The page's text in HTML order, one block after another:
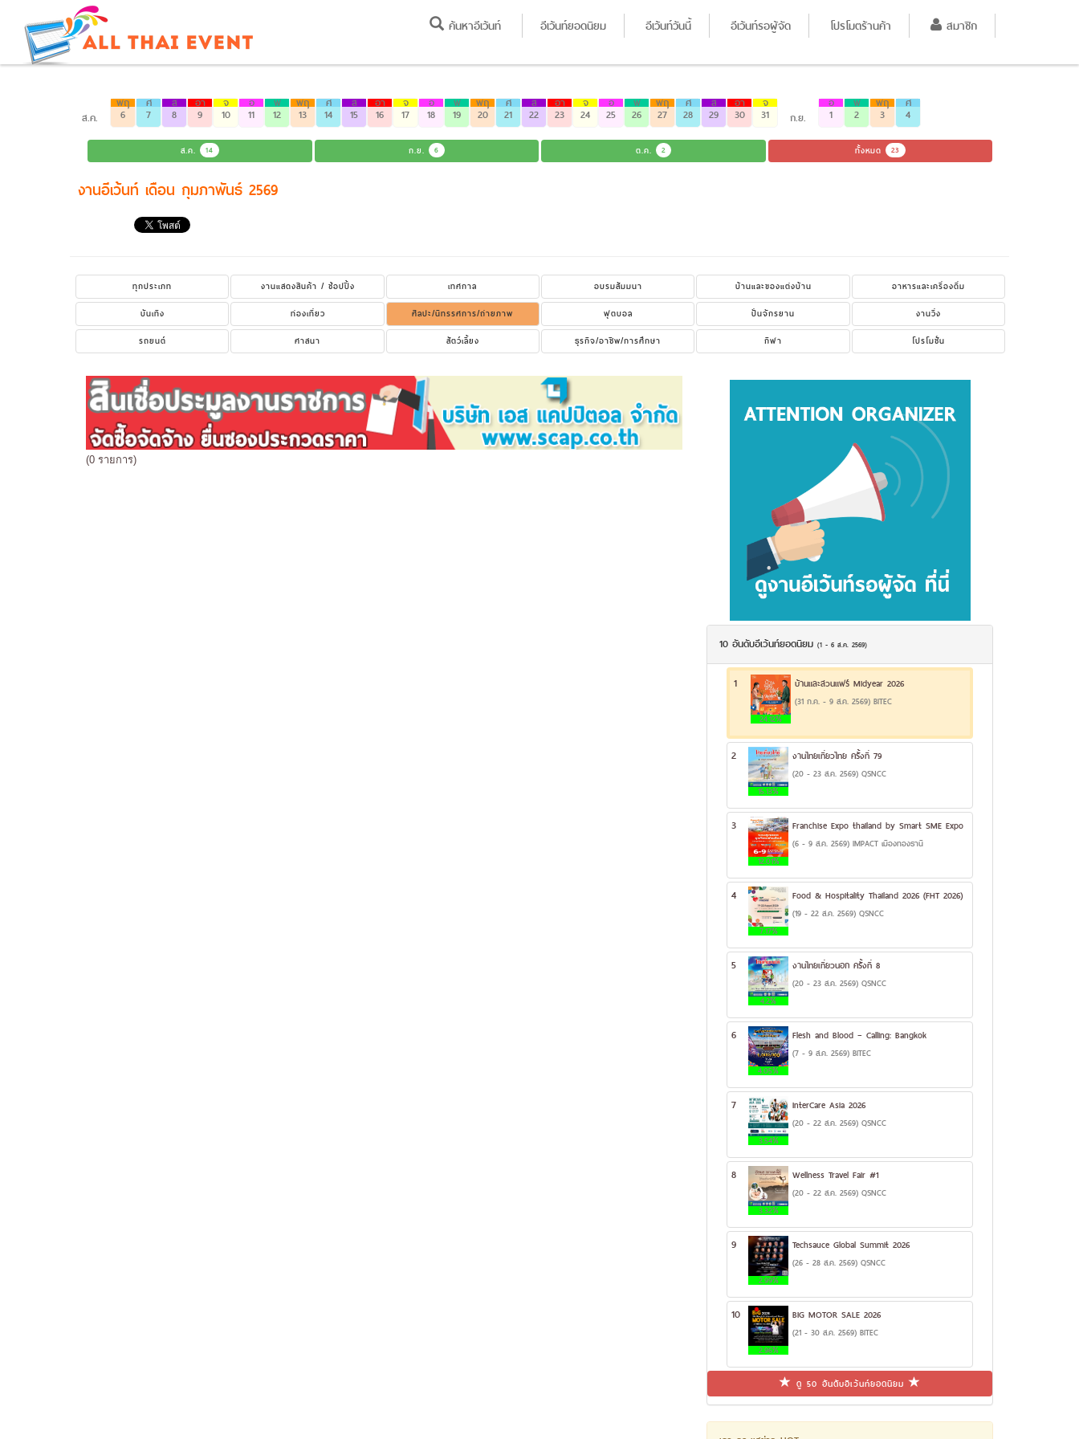
ค้นหาอีเว้นท์ อีเว้นท์ยอดนิยม อีเว้นท์วันนี้ อีเว้นท์รอผู้จัด โปรโมตร้านค้า สมาชิก
ส.ค.
พฤ
6
ศ
7
ส
8
อา
9
จ
10
อ
11
พ
12
พฤ
13
ศ
14
ส
15
อา
16
จ
17
อ
18
พ
19
พฤ
20
ศ
21
ส
22
อา
23
จ
24
อ
25
พ
26
พฤ
27
ศ
28
ส
29
อา
30
จ
31 ก.ย.
อ
1
พ
2
พฤ
3
ศ
4
ส.ค. 14 ก.ย. 6 ต.ค. 2 ทั้งหมด 23
งานอีเว้นท์ เดือน กุมภาพันธ์ 2569
ทุกประเภท งานแสดงสินค้า / ช้อปปิ้ง เทศกาล อบรมสัมมนา บ้านและของแต่งบ้าน
อาหารและเครื่องดื่ม
บันเทิง
ท่องเที่ยว ศิลปะ/นิทรรศการ/ถ่ายภาพ ฟุตบอล ปั่นจักรยาน
งานวิ่ง
รถยนต์
ศาสนา สัตว์เลี้ยง ธุรกิจ/อาชีพ/การศึกษา กีฬา โปรโมชั่น
(0 รายการ)
10 อันดับอีเว้นท์ยอดนิยม(1 - 6 ส.ค. 2569)
1
24.12%
บ้านและสวนแฟร์ Midyear 2026
(31 ก.ค. - 9 ส.ค. 2569) BITEC
2
15.13%
งานไทยเที่ยวไทย ครั้งที่ 79
(20 - 23 ส.ค. 2569) QSNCC
3
12.01%
Franchise Expo thailand by Smart SME Expo
(6 - 9 ส.ค. 2569) IMPACT เมืองทองธานี
4
7.17%
Food & Hospitality Thailand 2026 (FHT 2026)
(19 - 22 ส.ค. 2569) QSNCC
5
4.2%
งานไทยเที่ยวนอก ครั้งที่ 8
(20 - 23 ส.ค. 2569) QSNCC
6
4.05%
Flesh and Blood – Calling: Bangkok
(7 - 9 ส.ค. 2569) BITEC
7
3.54%
InterCare Asia 2026
(20 - 22 ส.ค. 2569) QSNCC
8
3.32%
Wellness Travel Fair #1
(20 - 22 ส.ค. 2569) QSNCC
9
2.99%
Techsauce Global Summit 2026
(26 - 28 ส.ค. 2569) QSNCC
10
2.96%
BIG MOTOR SALE 2026
(21 - 30 ส.ค. 2569) BITEC
ดู 50 อันดับอีเว้นท์ยอดนิยม